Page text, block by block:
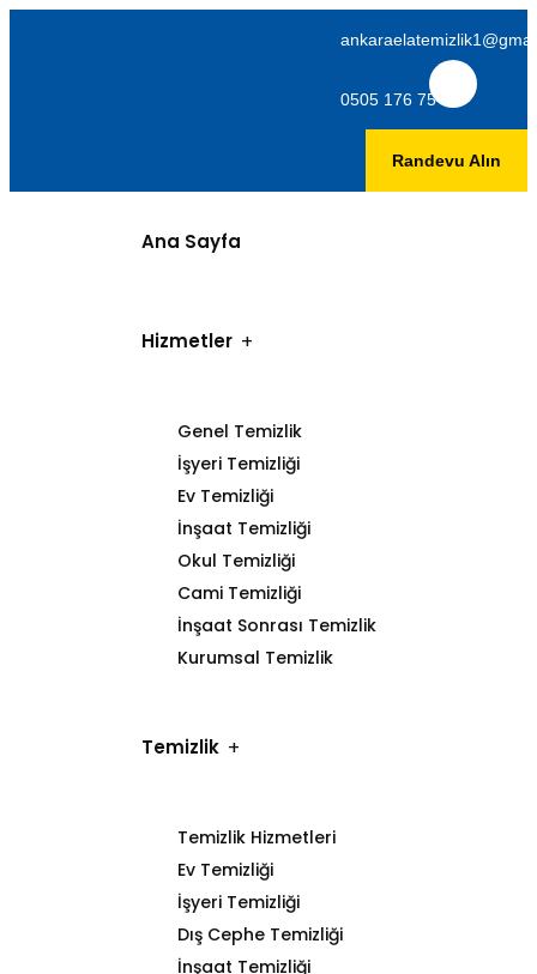
0505 176 75 06
Randevu Alın
Ana Sayfa
Hizmetler
Genel Temizlik
İşyeri Temizliği
Ev Temizliği
İnşaat Temizliği
Okul Temizliği
Cami Temizliği
İnşaat Sonrası Temizlik
Kurumsal Temizlik
Temizlik
Temizlik Hizmetleri
Ev Temizliği
İşyeri Temizliği
Dış Cephe Temizliği
İnşaat Temizliği